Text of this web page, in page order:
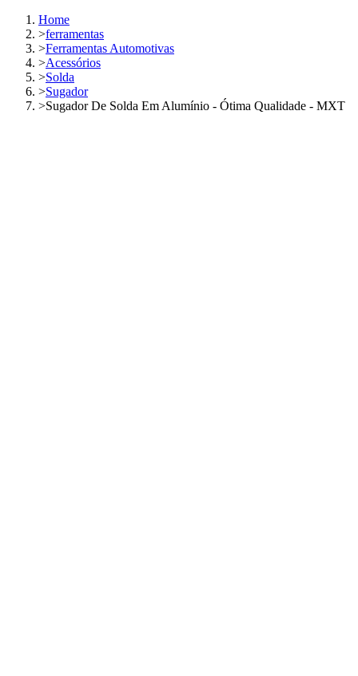
Home
>ferramentas
>Ferramentas Automotivas
>Acessórios
>Solda
>Sugador
>Sugador De Solda Em Alumínio - Ótima Qualidade - MXT